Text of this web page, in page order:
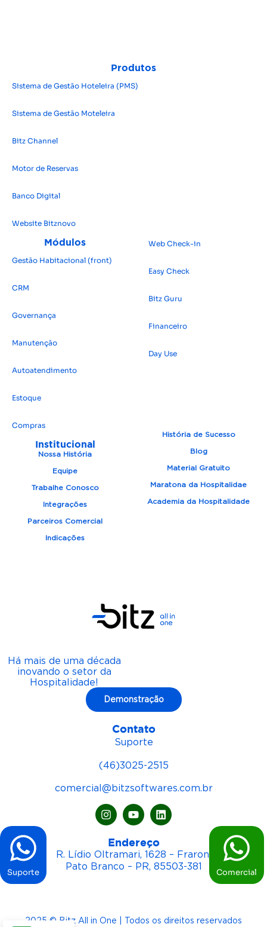
Suporte Comercial
Produtos
Sistema de Gestão Hoteleira (PMS)
Sistema de Gestão Moteleira
Bitz Channel
Motor de Reservas
Banco Digital
Website Bitznovo
Módulos
Gestão Habitacional (front)
CRM
Governança
Manutenção
Autoatendimento
Estoque
Compras
Web Check-in
Easy Check
Bitz Guru
Financeiro
Day Use
Institucional
Nossa História
Equipe
Trabalhe Conosco
Integrações
Parceiros Comercial
Indicações
História de Sucesso
Blog
Material Gratuito
Maratona da Hospitalidae
Academia da Hospitalidade
Há mais de uma década
inovando o setor da
Hospitalidade!
Demonstração
Contato
Suporte
(46)3025-2515
comercial@bitzsoftwares.com.br
Endereço
R. Lídio Oltramari, 1628 – Fraron,
Pato Branco – PR, 85503-381
2025 © Bitz All in One | Todos os direitos reservados